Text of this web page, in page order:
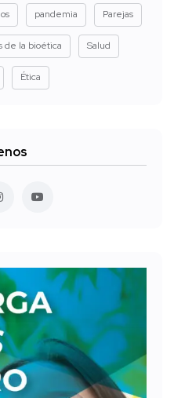
pandemia Parejas
de la bioética Salud
Ética